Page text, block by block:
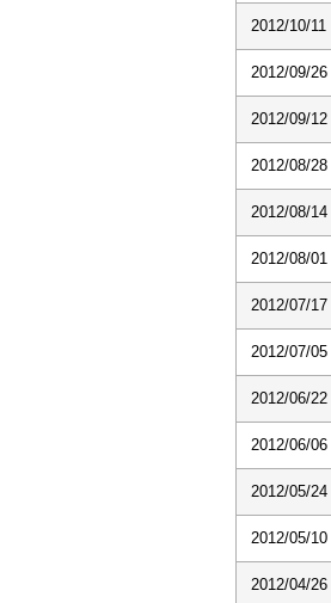
2012/10/11
2012/09/26
2012/09/12
2012/08/28
2012/08/14
2012/08/01
2012/07/17
2012/07/05
2012/06/22
2012/06/06
2012/05/24
2012/05/10
2012/04/26